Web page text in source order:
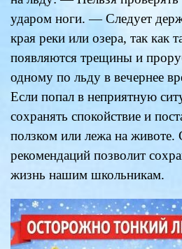
ударом ноги. — Следует
края реки или озера, так как
появляются трещины и
одному по льду в вечернее
Если попал в неприятную
сохранять спокойствие и
ползком или лежа на
рекомендаций позволит
жизнь нашим школьникам.